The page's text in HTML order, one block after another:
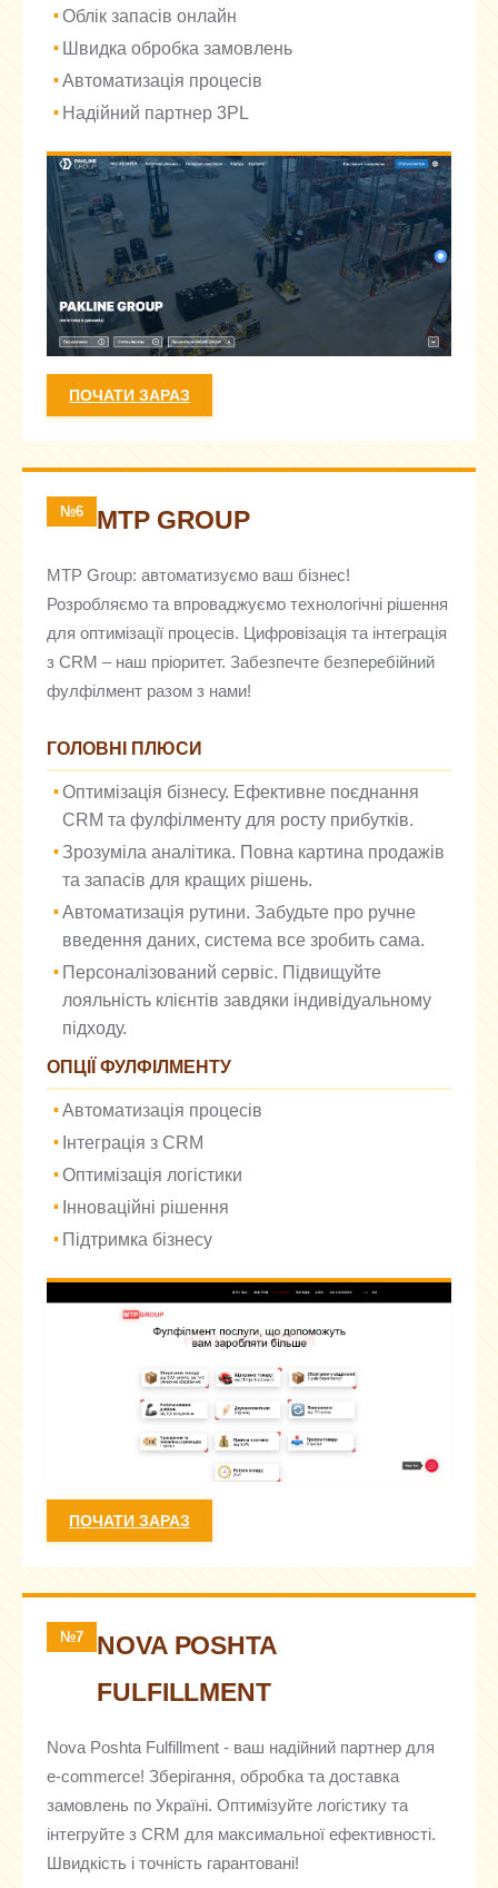
Облік запасів онлайн
Швидка обробка замовлень
Автоматизація процесів
Надійний партнер 3PL
ПОЧАТИ ЗАРАЗ
№6 MTP GROUP
MTP Group: автоматизуємо ваш бізнес!
Розробляємо та впроваджуємо технологічні рішення
для оптимізації процесів. Цифровізація та інтеграція
з CRM – наш пріоритет. Забезпечте безперебійний
фулфілмент разом з нами!
ГОЛОВНІ ПЛЮСИ
Оптимізація бізнесу. Ефективне поєднання
CRM та фулфілменту для росту прибутків.
Зрозуміла аналітика. Повна картина продажів
та запасів для кращих рішень.
Автоматизація рутини. Забудьте про ручне
введення даних, система все зробить сама.
Персоналізований сервіс. Підвищуйте
лояльність клієнтів завдяки індивідуальному
підходу.
ОПЦІЇ ФУЛФІЛМЕНТУ
Автоматизація процесів
Інтеграція з CRM
Оптимізація логістики
Інноваційні рішення
Підтримка бізнесу
ПОЧАТИ ЗАРАЗ
№7
NOVA POSHTA
FULFILLMENT
Nova Poshta Fulfillment - ваш надійний партнер для
e-commerce! Зберігання, обробка та доставка
замовлень по Україні. Оптимізуйте логістику та
інтегруйте з CRM для максимальної ефективності.
Швидкість і точність гарантовані!